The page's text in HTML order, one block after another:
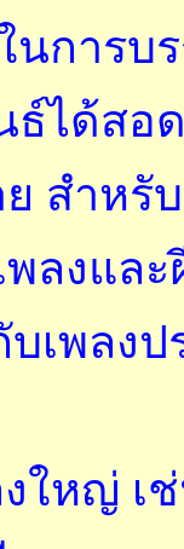
นการบ
ธ์ได้สอ
สำหรั
พลงแล
บเพลง
ญ่ เช่